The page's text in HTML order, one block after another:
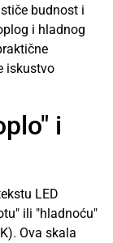
budnost i
i hladnog
iskustvo
i
LED
ili "hladnoću"
Ova skala